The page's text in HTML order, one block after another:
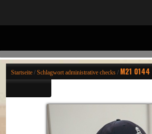
Startseite / Schlagwort administrative checks / M21 0144